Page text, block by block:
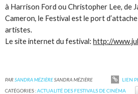
à Harrison Ford ou Christopher Lee, de
Cameron, le Festival est le port
artistes.
Le site internet du festival:http://
PARSANDRA MÉZIÈRESANDRA MÉZIÈRE LIEN
CATÉGORIES :ACTUALITÉ DES FESTIVALS DE CINÉMA